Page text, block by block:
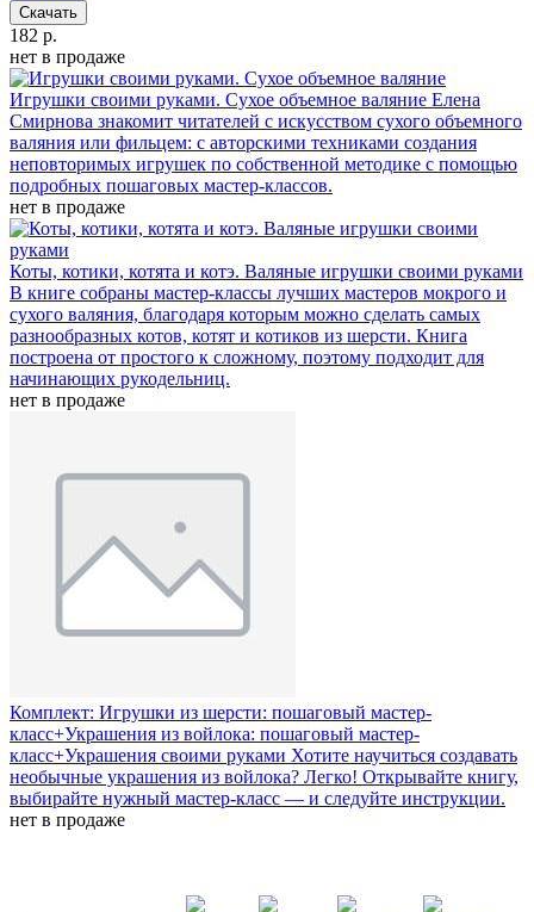
Скачать
182 р.
нет в продаже
Игрушки своими руками. Сухое объемное валяние Елена
Смирнова знакомит читателей с искусством сухого объемного
валяния или фильцем: с авторскими техниками создания
неповторимых игрушек по собственной методике с помощью
подробных пошаговых мастер-классов.
нет в продаже
Коты, котики, котята и котэ. Валяные игрушки своими руками
В книге собраны мастер-классы лучших мастеров мокрого и
сухого валяния, благодаря которым можно сделать самых
разнообразных котов, котят и котиков из шерсти. Книга
построена от простого к сложному, поэтому подходит для
начинающих рукодельниц.
нет в продаже
Комплект: Игрушки из шерсти: пошаговый мастер-
класс+Украшения из войлока: пошаговый мастер-
класс+Украшения своими руками Хотите научиться создавать
необычные украшения из войлока? Легко! Открывайте книгу,
выбирайте нужный мастер-класс — и следуйте инструкции.
нет в продаже